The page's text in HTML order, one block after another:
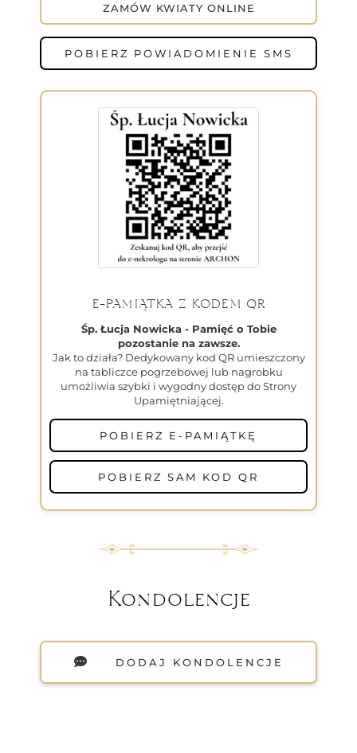
ZAMÓW KWIATY ONLINE
POBIERZ POWIADOMIENIE SMS
E-PAMIĄTKA Z KODEM QR
Śp. Łucja Nowicka - Pamięć o Tobie
pozostanie na zawsze.
Jak to działa? Dedykowany kod QR umieszczony
na tabliczce pogrzebowej lub nagrobku
umożliwia szybki i wygodny dostęp do Strony
Upamiętniającej.
POBIERZ E-PAMIĄTKĘ
POBIERZ SAM KOD QR
Kondolencje
DODAJ KONDOLENCJE